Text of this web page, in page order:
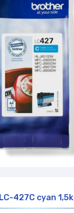
427C cyan 1,5k